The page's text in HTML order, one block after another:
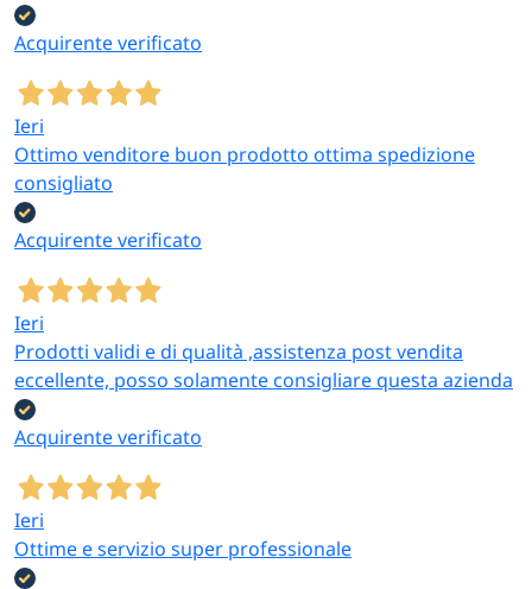
Acquirente verificato
Ieri
Ottimo venditore buon prodotto ottima spedizione
consigliato
Acquirente verificato
Ieri
Prodotti validi e di qualità ,assistenza post vendita
eccellente, posso solamente consigliare questa azienda
Acquirente verificato
Ieri
Ottime e servizio super professionale